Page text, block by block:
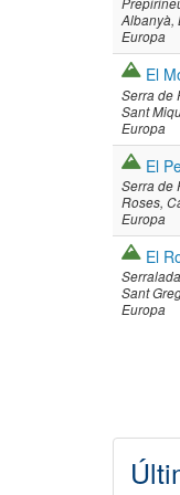
Albanyà
Europa
El
Serra de
Sant
Europa
El
Serra de
Roses
Europa
El
Sant
Europa